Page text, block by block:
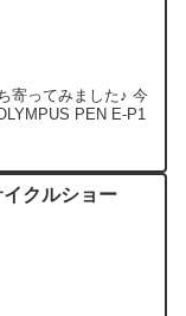
寄ってみました♪ 今
PEN E-P1
クルショー